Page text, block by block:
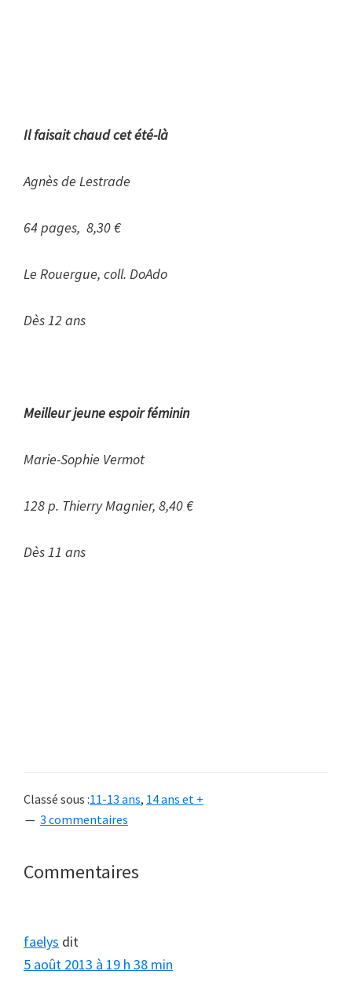
Il faisait chaud cet été-là
Agnès de Lestrade
64 pages, 8,30 €
Le Rouergue, coll. DoAdo
Dès 12 ans
Meilleur jeune espoir féminin
Marie-Sophie Vermot
128 p. Thierry Magnier, 8,40 €
Dès 11 ans
Classé sous :11-13 ans, 14 ans et +
3 commentaires
Interactions
Commentaires
faelys dit
5 août 2013 à 19 h 38 min